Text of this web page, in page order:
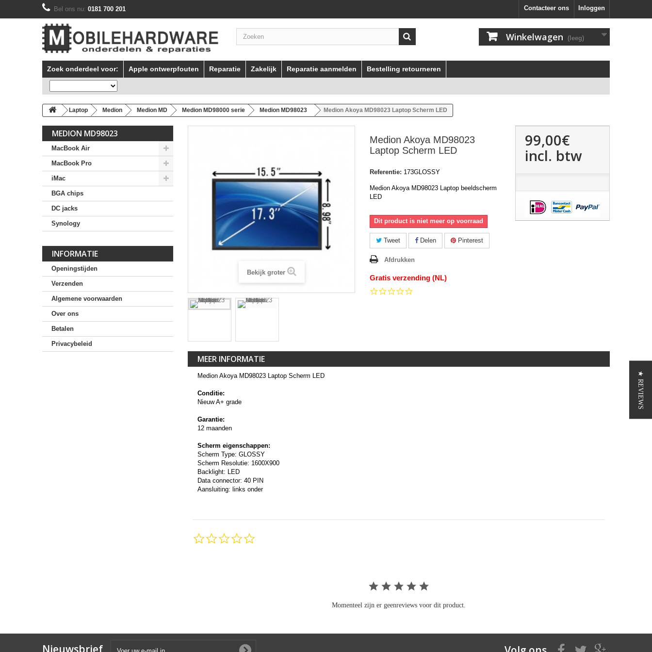
Inloggen
Contacteer ons
Bel ons nu: 0181 700 201
Winkelwagen (leeg)
Zoek onderdeel voor: Apple ontwerpfouten Reparatie Zakelijk Reparatie aanmelden Bestelling retourneren
Laptop Medion Medion MD Medion MD98000 serie Medion MD98023 Medion Akoya MD98023 Laptop Scherm LED
MEDION MD98023
MacBook Air
MacBook Pro
iMac
BGA chips
DC jacks
Synology
INFORMATIE
Openingstijden
Verzenden
Algemene voorwaarden
Over ons
Betalen
Privacybeleid
Bekijk groter
Medion Akoya MD98023
Laptop Scherm LED
Referentie: 173GLOSSY
Medion Akoya MD98023 Laptop beeldscherm
LED
Dit product is niet meer op voorraad
Tweet Delen Pinterest
Afdrukken
Gratis verzending (NL)
99,00€
incl. btw
MEER INFORMATIE
Medion Akoya MD98023 Laptop Scherm LED
Conditie:
Nieuw A+ grade
Garantie:
12 maanden
Scherm eigenschappen:
Scherm Type: GLOSSY
Scherm Resolutie: 1600X900
Backlight: LED
Data connector: 40 PIN
Aansluiting: links onder
Momenteel zijn er geenreviews voor dit product.
Nieuwsbrief
★ REVIEWS